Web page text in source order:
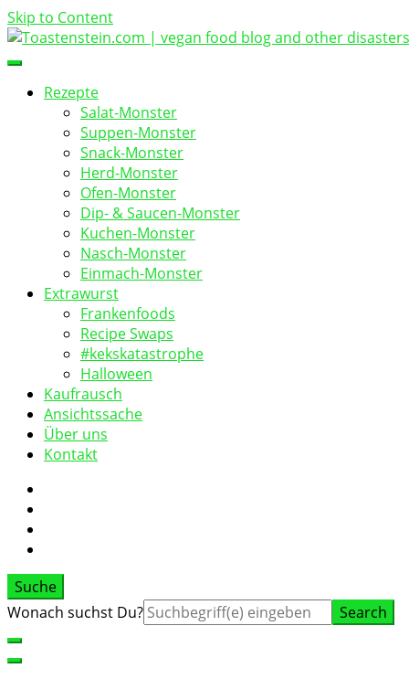
Skip to Content
Toastenstein.com
vegan food blog
Rezepte
Salat-Monster
Suppen-Monster
Snack-Monster
Herd-Monster
Ofen-Monster
Dip- & Saucen-Monster
Kuchen-Monster
Nasch-Monster
Einmach-Monster
Extrawurst
Frankenfoods
Recipe Swaps
#kekskatastrophe
Halloween
Kaufrausch
Ansichtssache
Über uns
Kontakt
Suche
Suche
Wonach suchst Du?